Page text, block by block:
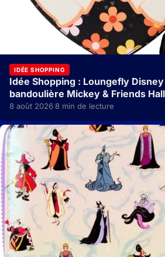
IDÉE SHOPPING
Idée Shopping : Loungefly Disney
bandoulière Mickey & Friends
8 août 2026·8 min de lecture